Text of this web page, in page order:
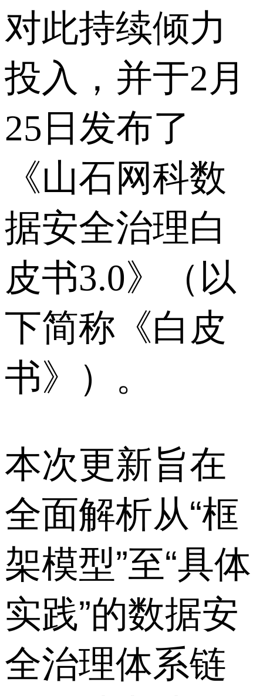
对此持续倾力
投入，并于2月
25日发布了
《山石网科数
据安全治理白
皮书3.0》（以
下简称《白皮
书》）。
本次更新旨在
全面解析从“框
架模型”至“具体
实践”的数据安
全治理体系链